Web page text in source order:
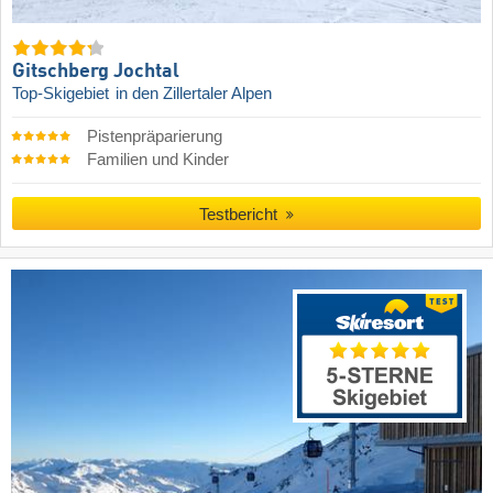
Gitschberg Jochtal
Top-Skigebiet in den Zillertaler Alpen
Pistenpräparierung
Familien und Kinder
Testbericht